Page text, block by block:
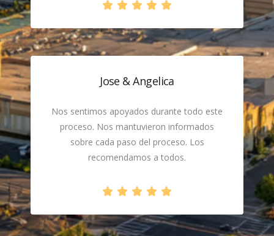
Jose & Angelica
Nos sentimos apoyados durante todo este
proceso. Nos mantuvieron informados
sobre cada paso del proceso. Los
recomendamos a todos.